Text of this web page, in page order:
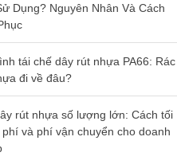
Dụng? Nguyên Nhân Và Cách
tái chế dây rút nhựa PA66: Rác
đi về đâu?
rút nhựa số lượng lớn: Cách tối
phí và phí vận chuyển cho doanh